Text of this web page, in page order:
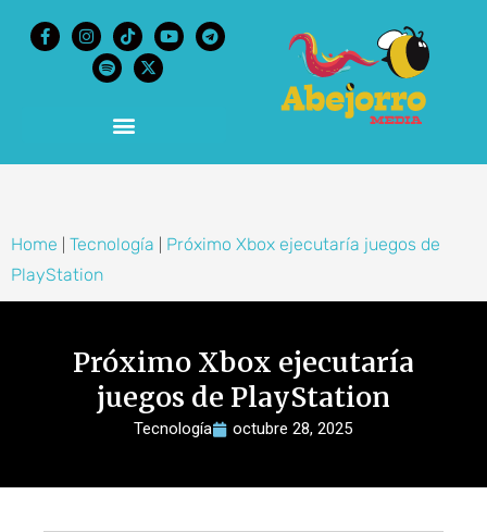
Home Tecnología
Próximo Xbox ejecutaría juegos de
PlayStation
Próximo Xbox ejecutaría
juegos de PlayStation
Tecnología octubre 28, 2025